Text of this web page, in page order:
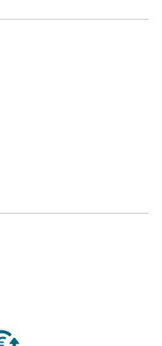
vieram muito
satisfeita com os
tem um tecido
e a execução está
a comprar na vossa
muito justo. A
hoje. Muito
pras minhas linhas
mas que cheiram